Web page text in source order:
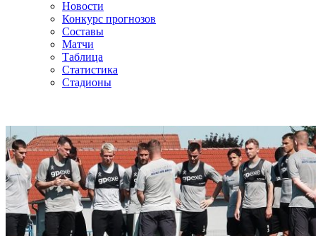
Новости
Конкурс прогнозов
Составы
Матчи
Таблица
Статистика
Стадионы